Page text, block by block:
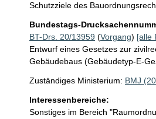
Schutzziele des
Bundestags-
BT-Drs. 20/13959 (Vorgang) [alle
Entwurf eines Gesetzes zur
Gebäudebaus (Gebäudetyp-E-
Zuständiges Ministerium: BMJ
Interessenbereiche:
Sonstiges im Bereich